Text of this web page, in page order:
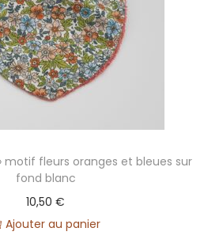
motif fleurs oranges et bleues sur
fond blanc
10,50€
Ajouter au panier